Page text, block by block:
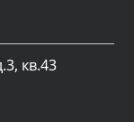
кв.43